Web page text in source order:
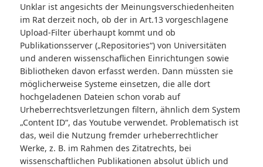
Unklar ist angesichts der Meinungsverschiedenheiten
im Rat derzeit noch, ob der in Art.13 vorgeschlagene
Upload-Filter überhaupt kommt und ob
Publikationsserver („Repositories“) von Universitäten
und anderen wissenschaflichen Einrichtungen sowie
Bibliotheken davon erfasst werden. Dann müssten sie
möglicherweise Systeme einsetzen, die alle dort
hochgeladenen Dateien schon vorab auf
Urheberrechtsverletzungen filtern, ähnlich dem System
„Content ID“, das Youtube verwendet. Problematisch ist
das, weil die Nutzung fremder urheberrechtlicher
Werke, z. B. im Rahmen des Zitatrechts, bei
wissenschaftlichen Publikationen absolut üblich und